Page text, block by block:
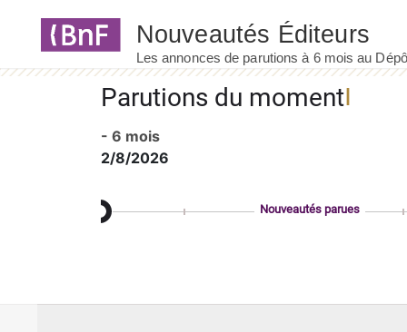
Parutions du moment
- 6 mois
2/8/2026
Nouveautés parues